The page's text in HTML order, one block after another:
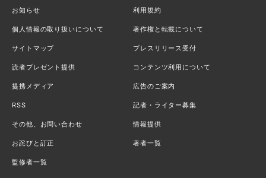
お知らせ 利用規約
個人情報の取り扱いについて 著作権と転載について
サイトマップ プレスリリース受付
読者プレゼント提供 コンテンツ利用について
提携メディア 広告のご案内
RSS 記者・ライター募集
その他、お問い合わせ 情報提供
お詫びと訂正 著者一覧
監修者一覧